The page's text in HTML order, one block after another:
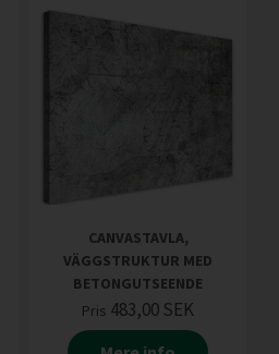
CANVASTAVLA,
VÄGGSTRUKTUR MED
BETONGUTSEENDE
Pris 483,00 SEK